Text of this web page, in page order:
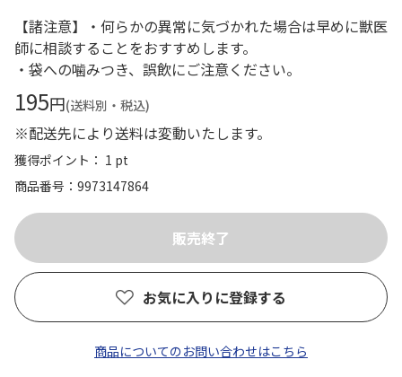
【諸注意】・何らかの異常に気づかれた場合は早めに獣医
師に相談することをおすすめします。
・袋への噛みつき、誤飲にご注意ください。
195円(送料別・税込)
※配送先により送料は変動いたします。
獲得ポイント： 1 pt
商品番号
9973147864
お気に入りに登録する
商品についてのお問い合わせはこちら